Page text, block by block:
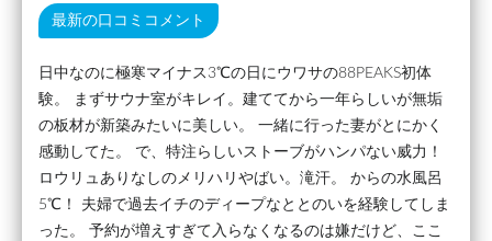
最新の口コミコメント
日中なのに極寒マイナス3℃の日にウワサの88PEAKS初体
験。 まずサウナ室がキレイ。建ててから一年らしいが無垢
の板材が新築みたいに美しい。 一緒に行った妻がとにかく
感動してた。 で、特注らしいストーブがハンパない威力！
ロウリュありなしのメリハリやばい。滝汗。 からの水風呂
5℃！ 夫婦で過去イチのディープなととのいを経験してしま
った。 予約が増えすぎて入らなくなるのは嫌だけど、ここ